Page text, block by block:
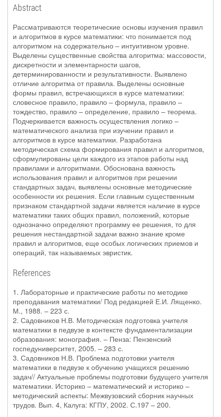
Abstract
Рассматриваются теоретические основы изучения правил
и алгоритмов в курсе математики: что понимается под
алгоритмом на содержательно – интуитивном уровне.
Выделены существенные свойства алгоритма: массовости,
дискретности и элементарности шагов,
детерминированности и результативности. Выявлено
отличие алгоритма от правила. Выделены основные
формы правил, встречающихся в курсе математики:
словесное правило, правило – формула, правило –
тождество, правило – определение, правило – теорема.
Подчеркивается важность осуществления логико –
математического анализа при изучении правил и
алгоритмов в курсе математики. Разработана
методическая схема формирования правил и алгоритмов,
сформулированы цели каждого из этапов работы над
правилами и алгоритмами. Обоснована важность
использования правил и алгоритмов при решении
стандартных задач, выявлены основные методические
особенности их решения. Если главным существенным
признаком стандартной задачи является наличие в курсе
математики таких общих правил, положений, которые
однозначно определяют программу ее решения, то для
решения нестандартной задачи важно знание кроме
правил и алгоритмов, еще особых логических приемов и
операций, так называемых эвристик.
References
1. Лабораторные и практические работы по методике
преподавания математики/ Под редакцией Е.И. Лященко.
М., 1988. – 223 с.
2. Садовников Н.В. Методическая подготовка учителя
математики в педвузе в контексте фундаментализации
образования: монография. – Пенза: Пензенский
госпедуниверситет, 2005. – 283 с.
3. Садовников Н.В. Проблема подготовки учителя
математики в педвузе к обучению учащихся решению
задач// Актуальные проблемы подготовки будущего учителя
математики. Историко – математический и историко –
методический аспекты: Межвузовский сборник научных
трудов. Вып. 4, Калуга: КГПУ, 2002. С.197 – 200.